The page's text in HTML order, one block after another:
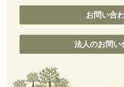
お問い合
法人のお問い